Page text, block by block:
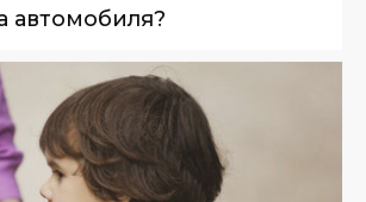
автомобиля?